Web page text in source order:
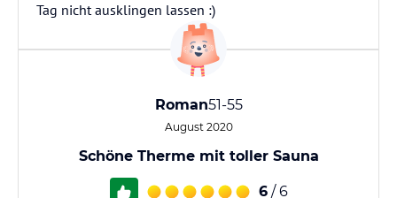
Tag nicht ausklingen lassen :)
Roman51-55
August 2020
Schöne Therme mit toller Sauna
6 / 6